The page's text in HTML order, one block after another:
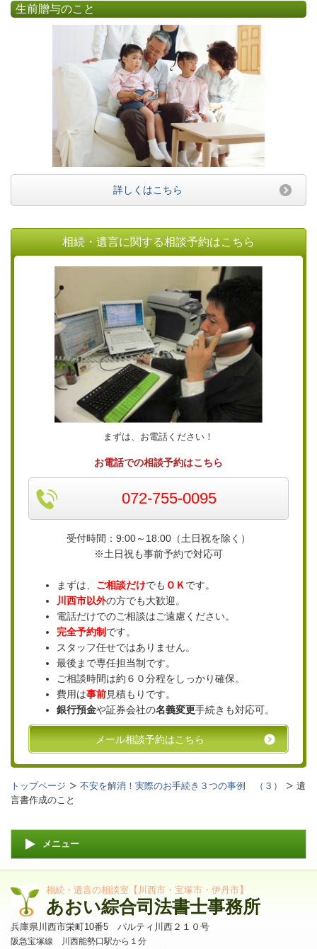
生前贈与のこと
詳しくはこちら
相続・遺言に関する相談予約はこちら
まずは、お電話ください！
お電話での相談予約はこちら
072-755-0095
受付時間：9:00～18:00（土日祝を除く）
※土日祝も事前予約で対応可
まずは、 ご相談だけでも ＯＫ です。
川西市以外の方でも大歓迎。
電話だけでのご相談はご遠慮ください。
完全予約制 です。
スタッフ任せではありません。
最後まで専任担当制です。
ご相談時間は約６０分程をしっかり確保。
費用は事前見積もりです。
銀行預金や証券会社の名義変更手続きも対応可。
メール相談予約はこちら
トップページ 不安を解消！実際のお手続き３つの事例 （３）
遺
言書作成のこと
メニュー
相続・遺言の相談室【川西市・宝塚市・伊丹市】
あおい綜合司法書士事務所
兵庫県川西市栄町10番5 パルティ川西２１０号
阪急宝塚線 川西能勢口駅から１分